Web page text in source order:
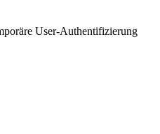
User-Authentifizierung